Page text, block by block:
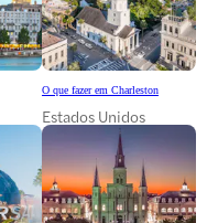
O que fazer em Charleston
Estados Unidos